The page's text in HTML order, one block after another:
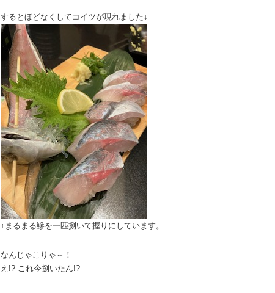
するとほどなくしてコイツが現れました↓
↑まるまる鰺を一匹捌いて握りにしています。
なんじゃこりゃ～！
え!? これ今捌いたん!?